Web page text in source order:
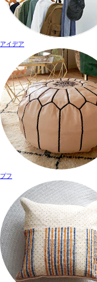
アイデア
プフ